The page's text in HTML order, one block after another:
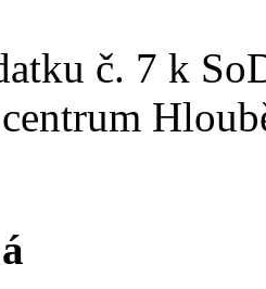
č. 7 k